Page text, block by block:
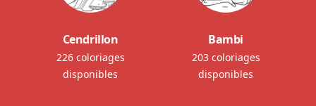
Cendrillon
226 coloriages
disponibles
Bambi
203 coloriages
disponibles